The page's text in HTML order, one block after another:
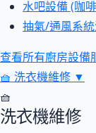
水吧設備 (咖
抽氣/通風系
查看所有廚房設
🧺 洗衣機維修 ▼
🧺
洗衣機維修